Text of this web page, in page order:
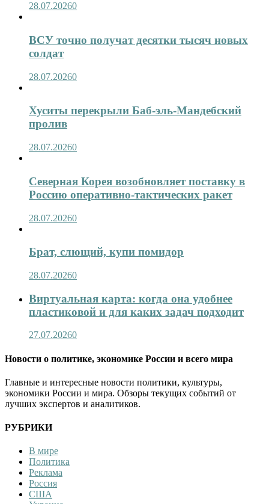
28.07.20260
ВСУ точно получат десятки тысяч новых
солдат
28.07.20260
Хуситы перекрыли Баб-эль-Мандебский
пролив
28.07.20260
Северная Корея возобновляет поставку в
Россию оперативно-тактических ракет
28.07.20260
Брат, слющий, купи помидор
28.07.20260
Виртуальная карта: когда она удобнее
пластиковой и для каких задач подходит
27.07.20260
Новости о политике, экономике России и всего мира
Главные и интересные новости политики, культуры,
экономики России и мира. Обзоры текущих событий от
лучших экспертов и аналитиков.
РУБРИКИ
В мире
Политика
Реклама
Россия
США